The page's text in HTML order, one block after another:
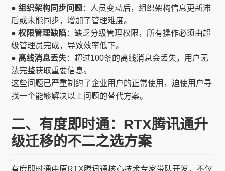
● 组织架构同步问题：人员变动后，组织架构信息更新滞
后或未能同步，增加了管理难度。
● 权限管理缺陷：缺乏分级管理权限，所有操作必须由超
级管理员完成，导致效率低下。
● 离线消息丢失：超过100条的离线消息会丢失，用户无
法完整获取重要信息。
这些问题已严重制约了企业用户的正常使用，迫使用户寻
找一个能够解决以上问题的替代方案。
二、有度即时通：RTX腾讯通升
级迁移的不二之选方案